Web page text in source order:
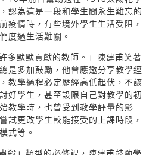
認為這是一段和學生間永生難忘的
疫情時，有些境外學生生活受阻，
度過生活難關。
多默默貢獻的教師。」陳建甫笑著
是多加鼓勵，他曾應邀分享教學經
教學過程必定歷經高低起伏，不該
好學生，甚至設限自己對教學的初
教學時，也曾受到教學評量的影
試更改學生較能接受的上課時段，
式等。
殺」類型的必修課，陳建甫鼓勵學